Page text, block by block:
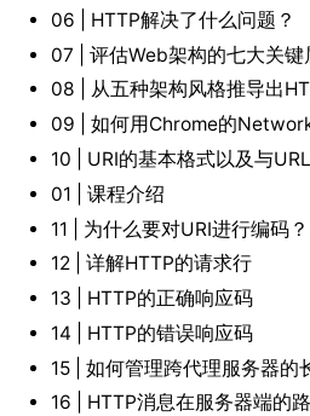
06 | HTTP解决了什么问题？
07 | 评估Web架构的七大关键
08 | 从五种架构风格推导出
09 | 如何用Chrome的
10 | URI的基本格式以及与
01 | 课程介绍
11 | 为什么要对URI进行编码？
12 | 详解HTTP的请求行
13 | HTTP的正确响应码
14 | HTTP的错误响应码
15 | 如何管理跨代理服务器的
16 | HTTP消息在服务器端的